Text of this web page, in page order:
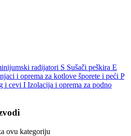
radijatori S Sušači peškira E
i oprema za kotlove šporete i peći P
i cevi I Izolacija i oprema za podno
ovu kategoriju